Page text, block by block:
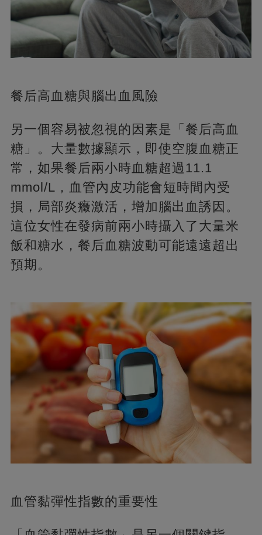
餐后高血糖與腦出血風險
另一個容易被忽視的因素是「餐后高血
糖」。大量數據顯示，即使空腹血糖正
常，如果餐后兩小時血糖超過11.1
mmol/L，血管內皮功能會短時間內受
損，局部炎癥激活，增加腦出血誘因。
這位女性在發病前兩小時攝入了大量米
飯和糖水，餐后血糖波動可能遠遠超出
預期。
血管黏彈性指數的重要性